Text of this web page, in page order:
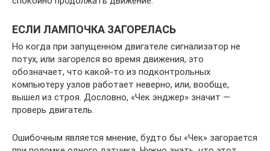
ЕСЛИ ЛАМПОЧКА ЗАГОРЕЛАСЬ
Но когда при запущенном двигателе сигнализатор не
потух, или загорелся во время движения, это
обозначает, что какой-то из подконтрольных
компьютеру узлов работает неверно, или, вообще,
вышел из строя. Дословно, «Чек энджер» значит —
проверь двигатель.
Ошибочным является мнение, будто бы «Чек» загорается